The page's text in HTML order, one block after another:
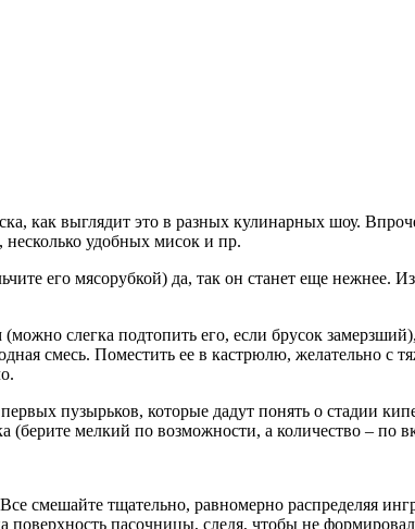
как выглядит это в разных кулинарных шоу.
несколько удобных мисок и пр.
его мясорубкой) да, так он станет еще
слегка подтопить его, если брусок
смесь. Поместить ее в кастрюлю, желательно с
пузырьков, которые дадут понять о стадии
(берите мелкий по возможности, а количество – по
смешайте тщательно, равномерно распределяя
пасочницы, следя, чтобы не